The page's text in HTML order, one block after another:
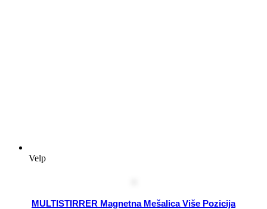
Velp
MULTISTIRRER Magnetna Mešalica Više Pozicija